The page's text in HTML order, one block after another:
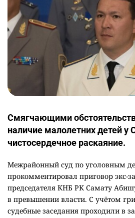
Смягчающими
наличие малолетних детей у
чистосердечное раскаяние.
Межрайонный суд по уголовным
прокомментировал приговор экс-
председателя КНБ РК Самату
в превышении власти. С учётом
судебные заседания проходили в